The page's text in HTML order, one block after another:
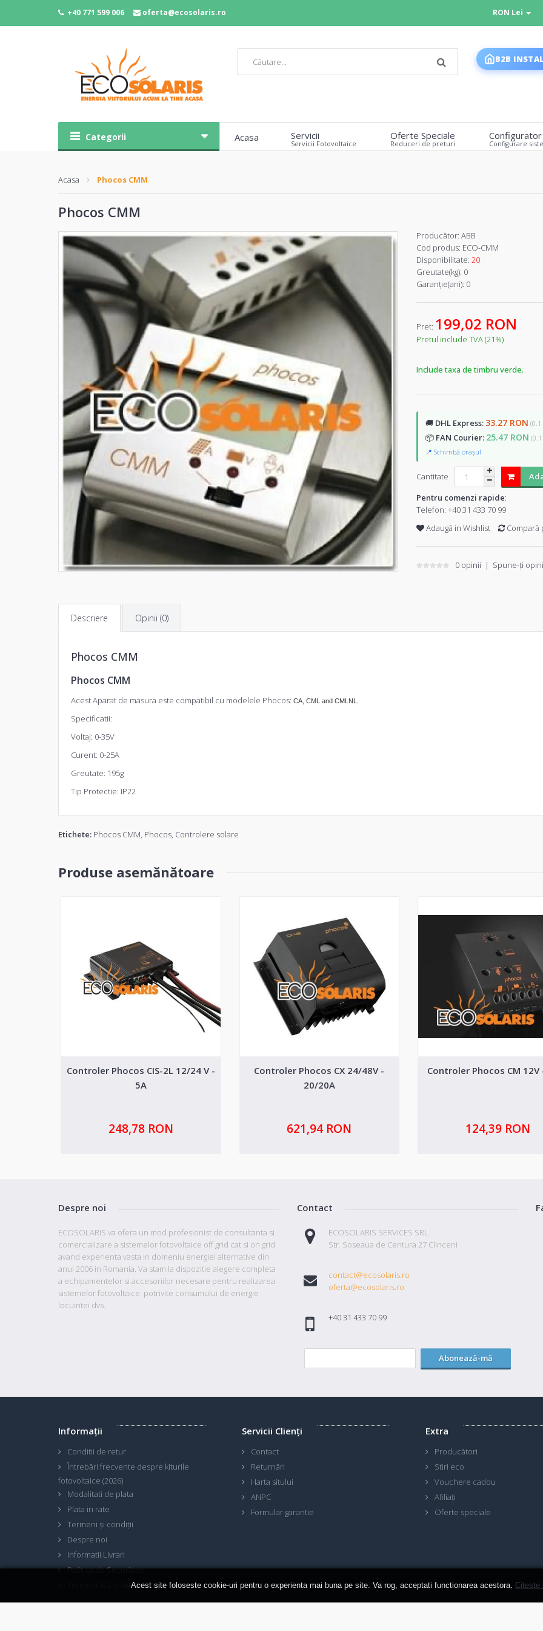
Acest site foloseste cookie-uri pentru o experienta mai buna pe site. Va rog, acceptati functionarea acestora. Citeste
+40 771 599 006 oferta@ecosolaris.ro RON Lei
B2B
Categorii Acasa Servicii
Servicii Fotovoltaice
Oferte Speciale
Reduceri de preturi
Configurator
Configurare
Acasa Phocos CMM
Phocos CMM
Producător: ABB
Cod produs: ECO-CMM
Disponibilitate: 20
Greutate(kg): 0
Garanţie(ani): 0
Pret: 199,02 RON
Pretul include TVA (21%)
Include taxa de timbru verde.
🚚 DHL Express: 33.27 RON (0.1
📦 FAN Courier: 25.47 RON
📍 Schimbă orașul
Cantitate
Pentru comenzi rapide:
Telefon: +40 31 433 70 99
Adaugă in Wishlist
Compară
0 opinii | Spune-ţi
Descriere Opinii (0)
Phocos CMM
Phocos CMM
Acest Aparat de masura este compatibil cu modelele Phocos: CA, CML and CMLNL.
Specificatii:
Voltaj: 0-35V
Curent: 0-25A
Greutate: 195g
Tip Protectie: IP22
Etichete: Phocos CMM, Phocos, Controlere solare
Produse asemănătoare
Controler Phocos CIS-2L 12/24 V -
5A
248,78 RON
Controler Phocos CX 24/48V -
20/20A
621,94 RON
Controler Phocos CM 12V
124,39 RON
Despre noi
ECOSOLARIS va ofera un mod profesionist de consultanta si
comercializare a sistemelor fotovoltaice off grid cat si on grid
avand experienta vasta in domeniu energiei alternative din
anul 2006 in Romania. Va stam la dispozitie alegere completa
a echipamentelor si accesoriilor necesare pentru realizarea
sistemelor fotovoltaice potrivite consumului de energie
locuintei dvs.
Contact
ECOSOLARIS SERVICES SRL
Str. Soseaua de Centura 27 Clinceni
contact@ecosolaris.ro
oferta@ecosolaris.ro
+40 31 433 70 99
Abonează-mă
Informaţii
Conditii de retur
Întrebări frecvente despre kiturile
fotovoltaice (2026)
Modalitati de plata
Plata in rate
Termeni și condiții
Despre noi
Informatii Livrari
Politica de Securitate
Termeni & Conditii GDPR
Servicii Clienţi
Contact
Returnări
Harta sitului
ANPC
Formular garantie
Extra
Producători
Stiri eco
Vouchere cadou
Afiliaţi
Oferte speciale